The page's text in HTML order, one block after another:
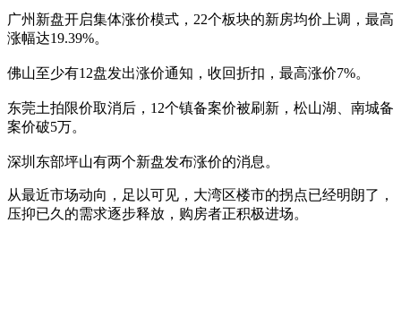
广州新盘开启集体涨价模式，22个板块的新房均价上调，最高
涨幅达19.39%。
佛山至少有12盘发出涨价通知，收回折扣，最高涨价7%。
东莞土拍限价取消后，12个镇备案价被刷新，松山湖、南城备
案价破5万。
深圳东部坪山有两个新盘发布涨价的消息。
从最近市场动向，足以可见，大湾区楼市的拐点已经明朗了，
压抑已久的需求逐步释放，购房者正积极进场。